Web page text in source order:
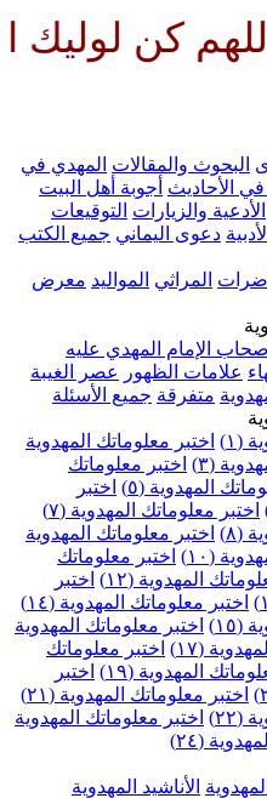
كن لوليك
البحوث والمقالات المهدي في
في الأحاديث أجوبة أهل البيت
الأدعية والزيارات التوقيعات
دعوى اليماني جميع الكتب
المراثي المواليد معرض
أصحاب الإمام المهدي عليه
علامات الظهور
عصر الغيبة
متفرقة جميع الأسئلة
(١)
اختبر معلوماتك المهدوية
(٣)
اختبر معلوماتك
المهدوية (٥)
اختبر
اختبر معلوماتك المهدوية (٧)
(٨)
اختبر معلوماتك المهدوية
(١٠)
اختبر معلوماتك
المهدوية (١٢)
اختبر
اختبر معلوماتك المهدوية (١٤)
(١٥)
اختبر معلوماتك المهدوية
(١٧)
اختبر معلوماتك
المهدوية (١٩)
اختبر
اختبر معلوماتك المهدوية (٢١)
(٢٢)
اختبر معلوماتك المهدوية
(٢٤)
الأناشيد المهدوية